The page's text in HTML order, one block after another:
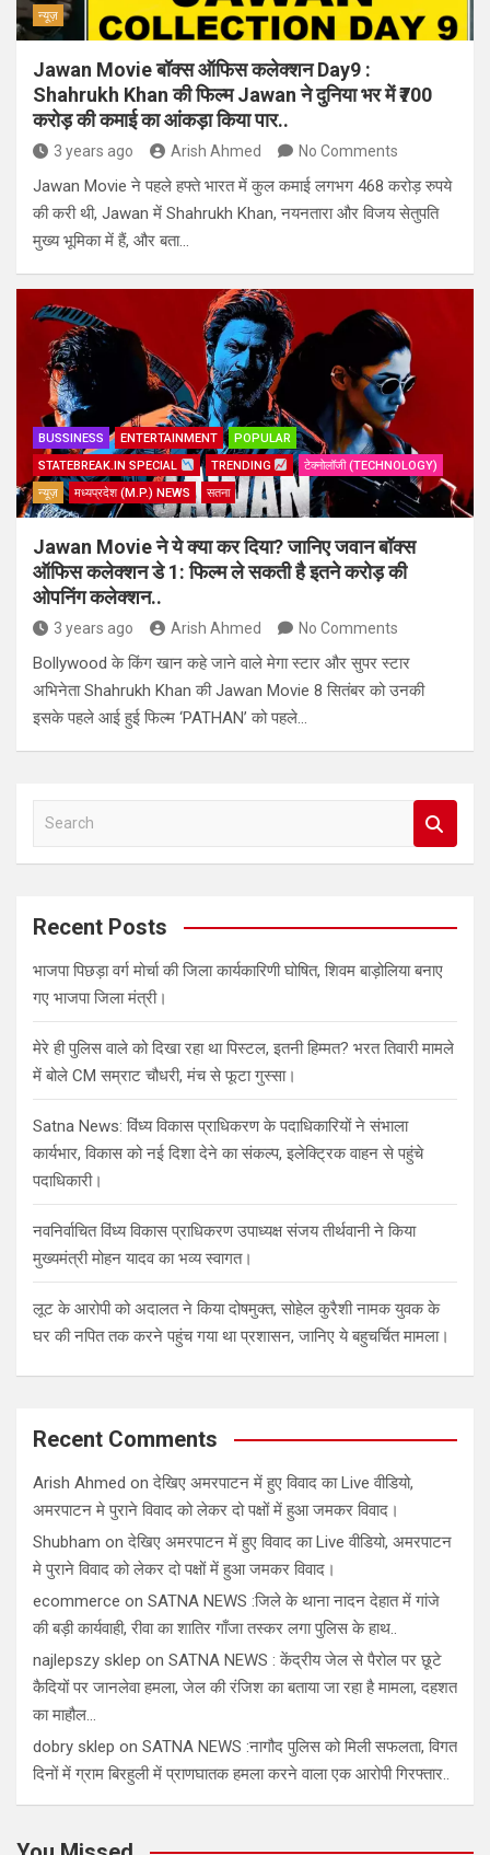
न्यूज़
Jawan Movie बॉक्स ऑफिस कलेक्शन Day9 :
Shahrukh Khan की फिल्म Jawan ने दुनिया भर में ₹700
करोड़ की कमाई का आंकड़ा किया पार..
3 years ago Arish Ahmed No Comments
Jawan Movie ने पहले हफ्ते भारत में कुल कमाई लगभग 468 करोड़ रुपये
की करी थी, Jawan में Shahrukh Khan, नयनतारा और विजय सेतुपति
मुख्य भूमिका में हैं, और बता…
BUSSINESS ENTERTAINMENT
POPULAR
STATEBREAK.IN SPECIAL
TRENDING
टेक्नोलॉजी (TECHNOLOGY)
न्यूज़
मध्यप्रदेश (M.P.) NEWS सतना
Jawan Movie ने ये क्या कर दिया? जानिए जवान बॉक्स
ऑफिस कलेक्शन डे 1: फिल्म ले सकती है इतने करोड़ की
ओपनिंग कलेक्शन..
3 years ago Arish Ahmed No Comments
Bollywood के किंग खान कहे जाने वाले मेगा स्टार और सुपर स्टार
अभिनेता Shahrukh Khan की Jawan Movie 8 सितंबर को उनकी
इसके पहले आई हुई फिल्म ‘PATHAN’ को पहले…
a
c
Recent Posts
भाजपा पिछड़ा वर्ग मोर्चा की जिला कार्यकारिणी घोषित, शिवम बाड़ोलिया बनाए
गए भाजपा जिला मंत्री।
मेरे ही पुलिस वाले को दिखा रहा था पिस्टल, इतनी हिम्मत? भरत तिवारी मामले
में बोले CM सम्राट चौधरी, मंच से फूटा गुस्सा।
Satna News: विंध्य विकास प्राधिकरण के पदाधिकारियों ने संभाला
कार्यभार, विकास को नई दिशा देने का संकल्प, इलेक्ट्रिक वाहन से पहुंचे
पदाधिकारी।
नवनिर्वाचित विंध्य विकास प्राधिकरण उपाध्यक्ष संजय तीर्थवानी ने किया
मुख्यमंत्री मोहन यादव का भव्य स्वागत।
लूट के आरोपी को अदालत ने किया दोषमुक्त, सोहेल कुरैशी नामक युवक के
घर की नपित तक करने पहुंच गया था प्रशासन, जानिए ये बहुचर्चित मामला।
Recent Comments
Arish Ahmed onदेखिए अमरपाटन में हुए विवाद का Live वीडियो,
अमरपाटन मे पुराने विवाद को लेकर दो पक्षों में हुआ जमकर विवाद।
Shubham onदेखिए अमरपाटन में हुए विवाद का Live वीडियो, अमरपाटन
मे पुराने विवाद को लेकर दो पक्षों में हुआ जमकर विवाद।
ecommerce on SATNA NEWS :जिले के थाना नादन देहात में गांजे
की बड़ी कार्यवाही, रीवा का शातिर गाँजा तस्कर लगा पुलिस के हाथ..
najlepszy sklep on SATNA NEWS : केंद्रीय जेल से पैरोल पर छूटे
कैदियों पर जानलेवा हमला, जेल की रंजिश का बताया जा रहा है मामला, दहशत
का माहौल…
dobry sklep on SATNA NEWS :नागौद पुलिस को मिली सफलता, विगत
दिनों में ग्राम बिरहुली में प्राणघातक हमला करने वाला एक आरोपी गिरफ्तार..